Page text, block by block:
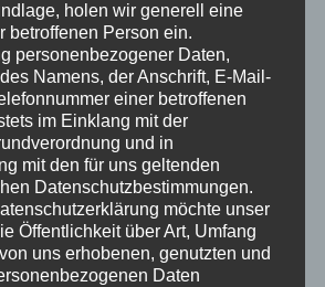
des Frauenchores Strombach am
die Zuhörer in der Aula des
Gummersbach eine bunte
Schlagern bis hin zu moderner
mit den beiden Gastchören, dem
Oesinghausen und dem Heart-Chor aus
und der Leitung von Marco…
Uncategorized
holen wir generell eine
betroffenen Person ein.
personenbezogener Daten,
Namens, der Anschrift, E-Mail-
einer betroffenen
im Einklang mit der
und in
mit den für uns geltenden
Datenschutzbestimmungen.
möchte unser
Öffentlichkeit über Art, Umfang
uns erhobenen, genutzten und
Daten